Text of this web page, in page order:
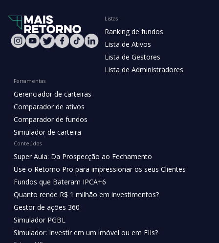
Listas
Ranking de fundos
Lista de Ativos
Lista de Gestores
Lista de Administradores
Ferramentas
Gerenciador de carteiras
Comparador de ativos
Comparador de fundos
Simulador de carteira
Conteúdos
Super Aula: Da Prospecção ao Fechamento
Use o Retorno Pro para impressionar os seus Clientes
Fundos que Bateram IPCA+6
Quanto rende R$ 1 milhão em investimentos?
Gestor de ações 360
Simulador PGBL
Simulador: Investir em um imóvel ou em FIIs?